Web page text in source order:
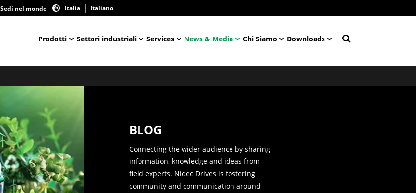
Sedi nel mondo Italia Italiano
Prodotti Settori industriali Services News & Media Chi Siamo Downloads
BLOG
Connecting the wider audience by sharing
information, knowledge and ideas from
field experts. Nidec Drives is fostering
community and communication around